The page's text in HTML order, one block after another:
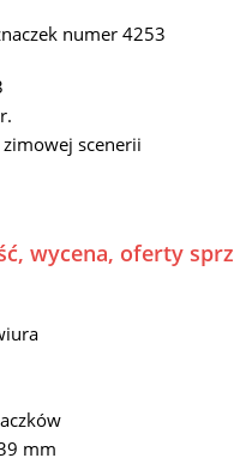
numer 4253
scenerii
wycena, oferty
mm